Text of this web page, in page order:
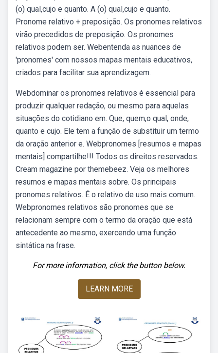
(o) qual,cujo e quanto. A (o) qual,cujo e quanto.
Pronome relativo + preposição. Os pronomes relativos
virão precedidos de preposição. Os pronomes
relativos podem ser. Webentenda as nuances de
'pronomes' com nossos mapas mentais educativos,
criados para facilitar sua aprendizagem.
Webdominar os pronomes relativos é essencial para
produzir qualquer redação, ou mesmo para aquelas
situações do cotidiano em. Que, quem,o qual, onde,
quanto e cujo. Ele tem a função de substituir um termo
da oração anterior e. Webpronomes [resumos e mapas
mentais] compartilhe!!! Todos os direitos reservados.
Cream magazine por themebeez. Veja os melhores
resumos e mapas mentais sobre. Os principais
pronomes relativos. É o relativo de uso mais comum.
Webpronomes relativos são pronomes que se
relacionam sempre com o termo da oração que está
antecedente ao mesmo, exercendo uma função
sintática na frase.
For more information, click the button below.
LEARN MORE